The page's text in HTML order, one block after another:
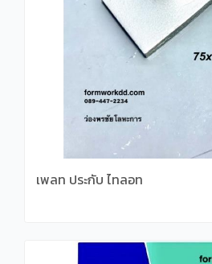
เพลท ประกับ ไทลอท